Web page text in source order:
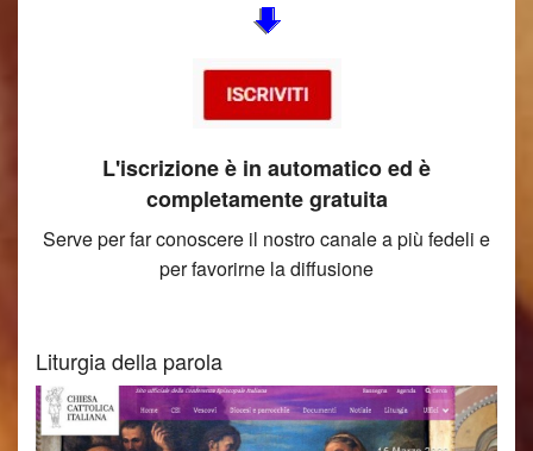
L'iscrizione è in automatico ed è
completamente gratuita
Serve per far conoscere il nostro canale a più fedeli e
per favorirne la diffusione
Liturgia della parola